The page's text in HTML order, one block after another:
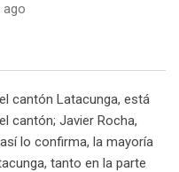
ago
cantón Latacunga, está
cantón; Javier Rocha,
lo confirma, la mayoría
tanto en la parte